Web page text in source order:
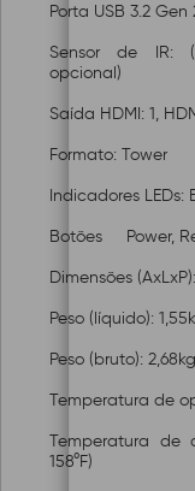
Porta USB 3.2 Gen
Sensor de IR:
opcional)
Saída HDMI: 1,
Formato: Tower
Indicadores LEDs:
Botões
Power,
Dimensões
Peso (líquido):
Peso (bruto): 2,68kg
Temperatura de
Temperatura de
158°F)